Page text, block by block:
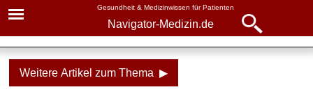
Gesundheit & Medizinwissen für Patienten
Navigator-Medizin.de
Weitere Artikel zum Thema ▶
Navigator-Medizin.de
Navigator-
Medizin.de
▾